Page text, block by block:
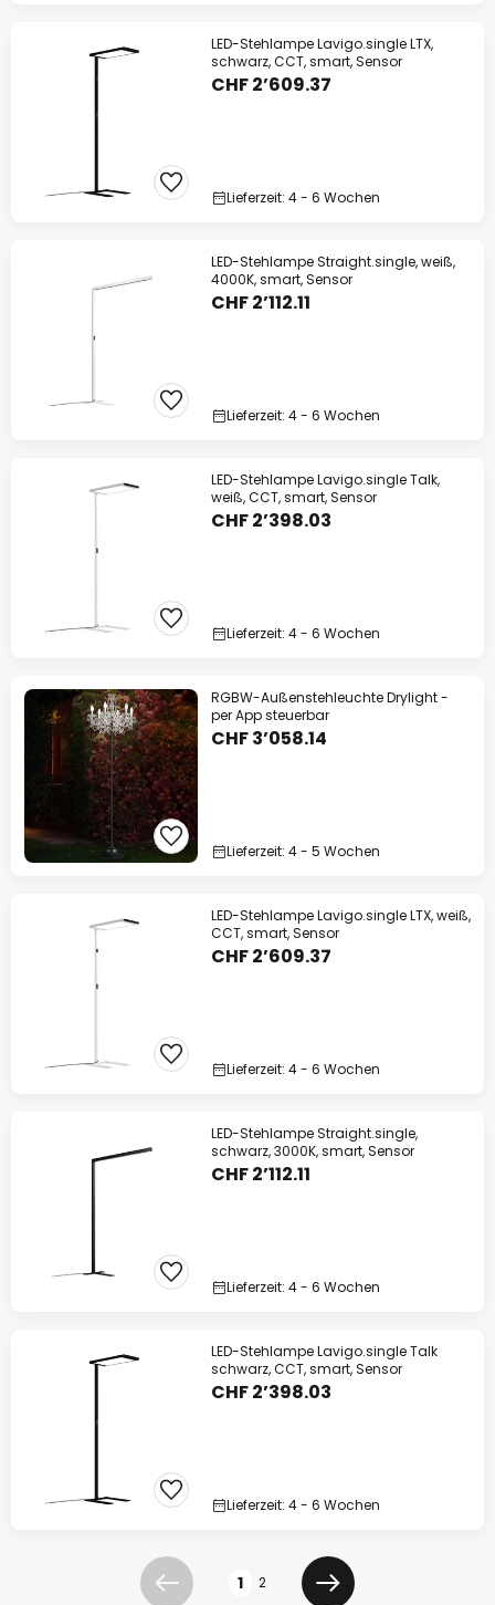
LED-Stehlampe Lavigo.single LTX,
schwarz, CCT, smart, Sensor
CHF 2’609.37
Lieferzeit: 4 - 6 Wochen
LED-Stehlampe Straight.single, weiß,
4000K, smart, Sensor
CHF 2’112.11
Lieferzeit: 4 - 6 Wochen
LED-Stehlampe Lavigo.single Talk,
weiß, CCT, smart, Sensor
CHF 2’398.03
Lieferzeit: 4 - 6 Wochen
RGBW-Außenstehleuchte Drylight -
per App steuerbar
CHF 3’058.14
Lieferzeit: 4 - 5 Wochen
LED-Stehlampe Lavigo.single LTX, weiß,
CCT, smart, Sensor
CHF 2’609.37
Lieferzeit: 4 - 6 Wochen
LED-Stehlampe Straight.single,
schwarz, 3000K, smart, Sensor
CHF 2’112.11
Lieferzeit: 4 - 6 Wochen
LED-Stehlampe Lavigo.single Talk
schwarz, CCT, smart, Sensor
CHF 2’398.03
Lieferzeit: 4 - 6 Wochen
Zurück 1 2
Weiter